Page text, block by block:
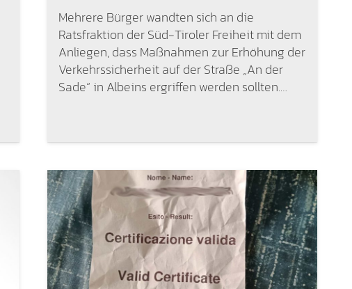
Mehrere Bürger wandten sich an die
Ratsfraktion der Süd-Tiroler Freiheit mit dem
Anliegen, dass Maßnahmen zur Erhöhung der
Verkehrssicherheit auf der Straße „An der
Sade“ in Albeins ergriffen werden sollten.…